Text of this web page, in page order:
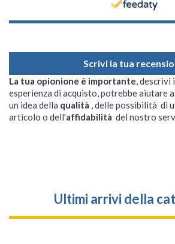
Scrivi la tua
La tua opionione è importante, descrivi
esperienza di acquisto, potrebbe aiutare
un idea della qualità , delle possibilità di
articolo o dell'affidabilità del nostro
Ultimi arrivi della